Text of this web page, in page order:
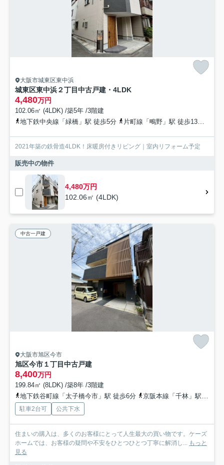
大阪市城東区東中浜
城東区東中浜２丁目中古戸建・4LDK
4,480万円
102.06㎡ (4LDK) /築5年 /3階建
地下鉄中央線「緑橋」駅 徒歩5分
片町線「鴫野」駅 徒歩13分
2021年築の鉄骨造4LDK！床暖房付きリビング｜室内リフォーム予定
販売中の物件
4,480万円
102.06㎡ (4LDK)
中古一戸建
大阪市旭区今市
旭区今市１丁目中古戸建
8,400万円
199.84㎡ (8LDK) /築8年 /3階建
地下鉄谷町線「太子橋今市」駅 徒歩6分
京阪本線「千林」駅 徒歩7分
駐車2台可 公共下水
住まいの購入は、多くのお客様にとって人生最大の買い物です。ケーズ
ホームでは、お客様の疑問や不安をひとつひとつ丁寧に解消し... もっと
見る